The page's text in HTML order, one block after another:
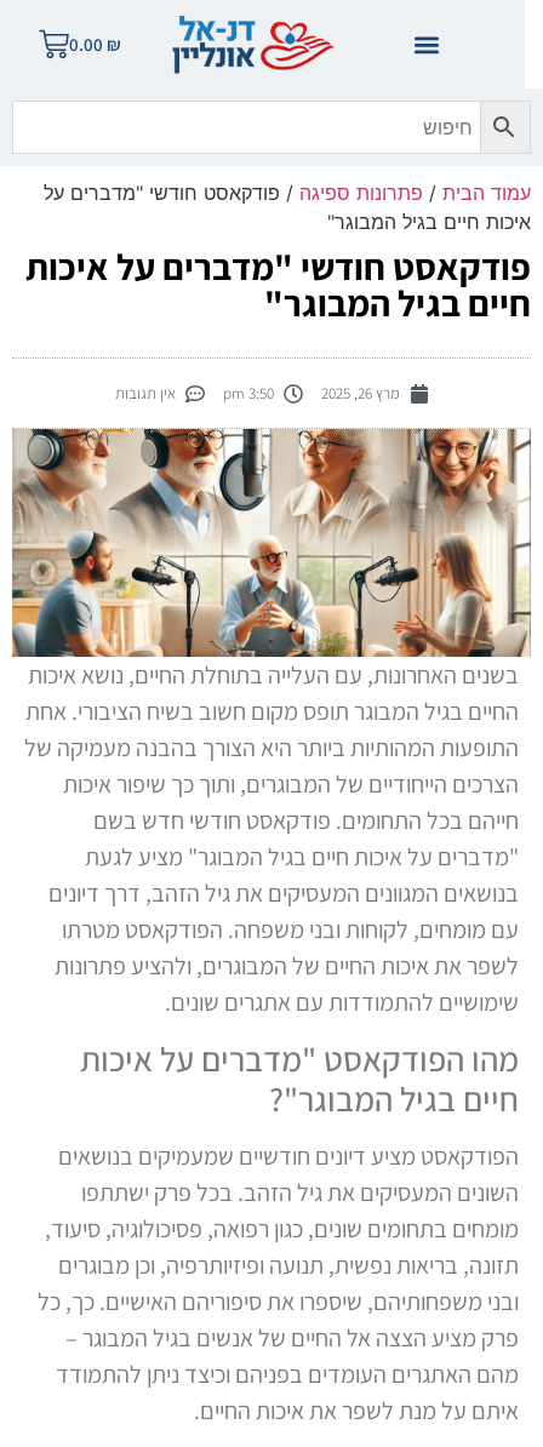
0.00
הבית/ פתרונות ספיגה/ פודקאסט חודשי "מדברים על
חיים בגיל המבוגר"
חודשי "מדברים על איכות
בגיל המבוגר"
מרץ 26, 2025 3:50 pm אין תגובות
בשנים האחרונות, עם העלייה בתוחלת החיים, נושא איכות
החיים בגיל המבוגר תופס מקום חשוב בשיח הציבורי. אחת
התופעות המהותיות ביותר היא הצורך בהבנה מעמיקה של
הצרכים הייחודיים של המבוגרים, ותוך כך שיפור איכות
חייהם בכל התחומים. פודקאסט חודשי חדש בשם
"מדברים על איכות חיים בגיל המבוגר" מציע לגעת
בנושאים המגוונים המעסיקים את גיל הזהב, דרך דיונים
עם מומחים, לקוחות ובני משפחה. הפודקאסט מטרתו
לשפר את איכות החיים של המבוגרים, ולהציע פתרונות
שימושיים להתמודדות עם אתגרים שונים.
מהו הפודקאסט "מדברים על איכות
חיים בגיל המבוגר"?
הפודקאסט מציע דיונים חודשיים שמעמיקים בנושאים
השונים המעסיקים את גיל הזהב. בכל פרק ישתתפו
מומחים בתחומים שונים, כגון רפואה, פסיכולוגיה, סיעוד,
תזונה, בריאות נפשית, תנועה ופיזיותרפיה, וכן מבוגרים
ובני משפחותיהם, שיספרו את סיפוריהם האישיים. כך, כל
פרק מציע הצצה אל החיים של אנשים בגיל המבוגר –
מהם האתגרים העומדים בפניהם וכיצד ניתן להתמודד
איתם על מנת לשפר את איכות החיים.